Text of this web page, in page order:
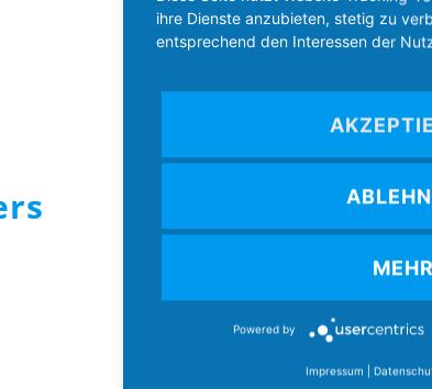
Kontakt
86462 Langweid am Lech
ihre Dienste anzubieten, stetig zu
entsprechend den Interessen der
MEHR
Powered by
Impressum